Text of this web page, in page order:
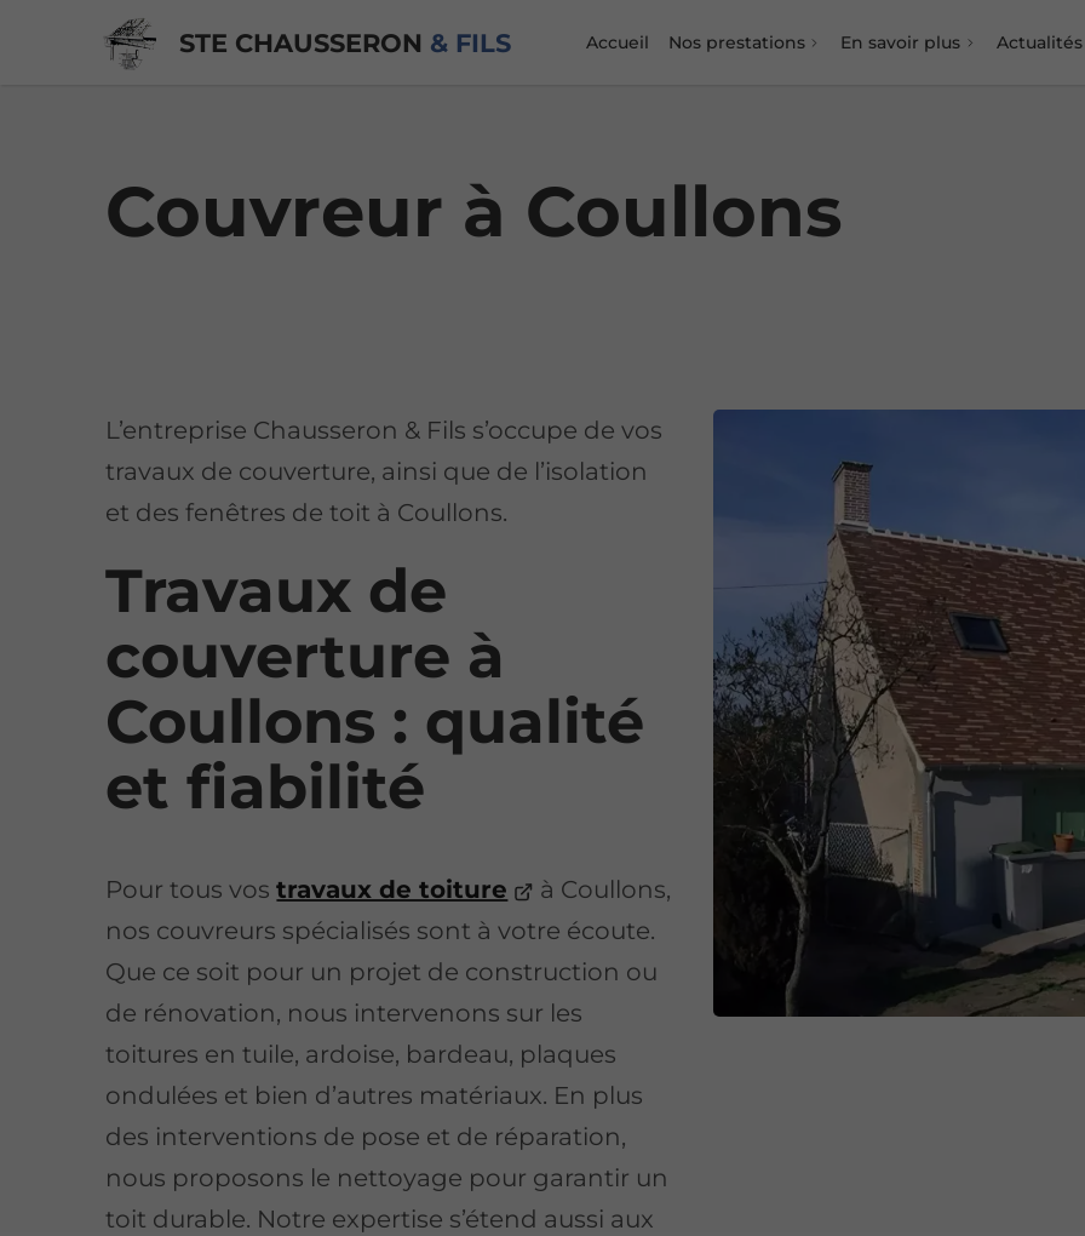
STE CHAUSSERON & FILS Accueil Nos prestations En savoir plus Actualités
Couvreur à Coullons
L’entreprise Chausseron & Fils s’occupe de vos
travaux de couverture, ainsi que de l’isolation
et des fenêtres de toit à Coullons.
Travaux de
couverture à
Coullons : qualité
et fiabilité
Pour tous vostravaux de toiture
à Coullons,
nos couvreurs spécialisés sont à votre écoute.
Que ce soit pour un projet de construction ou
de rénovation, nous intervenons sur les
toitures en tuile, ardoise, bardeau, plaques
ondulées et bien d’autres matériaux. En plus
des interventions de pose et de réparation,
nous proposons le nettoyage pour garantir un
toit durable. Notre expertise s’étend aussi aux